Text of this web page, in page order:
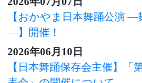
【おかやま日本舞踊公演
―】開催！
2026年06月10日
【日本舞踊保存会主催】「